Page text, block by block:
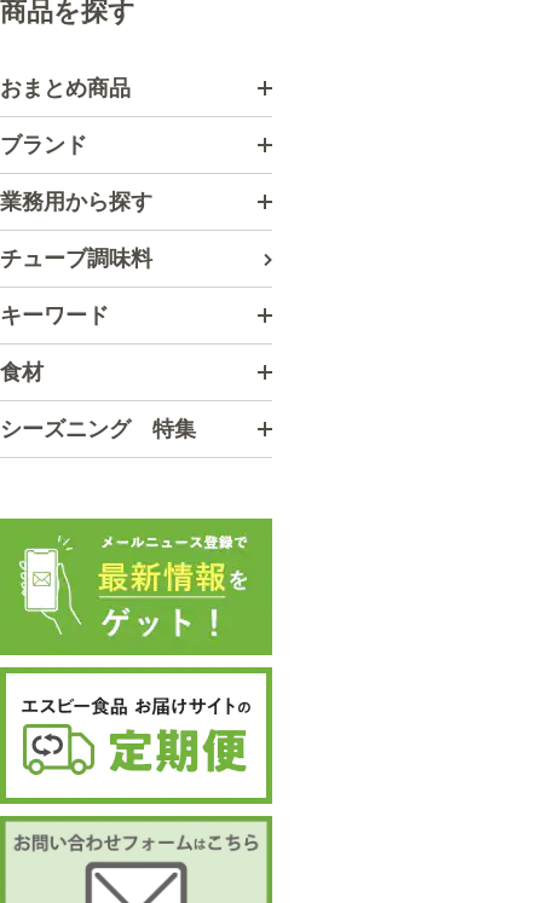
商品を探す
おまとめ商品
ブランド
業務用から探す
チューブ調味料
キーワード
食材
シーズニング 特集